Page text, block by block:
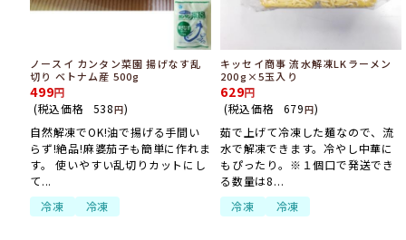
ノースイ カンタン菜園 揚げなす乱
切り ベトナム産 500g
499
(税込価格 538円)
自然解凍でOK!油で揚げる手間い
らず!絶品!麻婆茄子も簡単に作れま
す。 使いやすい乱切りカットにし
て...
冷凍
冷凍
キッセイ商事 流水解凍LKラーメン
200g×5玉入り
629
(税込価格 679円)
茹で上げて冷凍した麺なので、流
水で解凍できます。冷やし中華に
もぴったり。※１個口で発送でき
る数量は8...
冷凍
冷凍